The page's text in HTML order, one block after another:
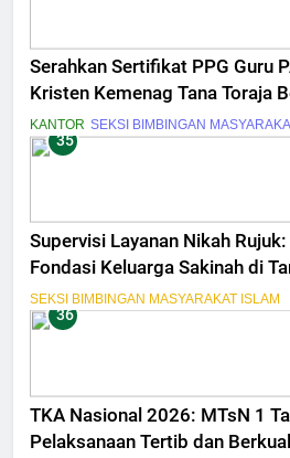
Serahkan Sertifikat PPG Guru
Kristen Kemenag Tana Toraja
Profesionalime dan
KANTOR SEKSI BIMBINGAN
35
Supervisi Layanan Nikah
Fondasi Keluarga Sakinah di
SEKSI BIMBINGAN MASYARAKAT ISLAM
36
TKA Nasional 2026: MTsN 1
Pelaksanaan Tertib dan